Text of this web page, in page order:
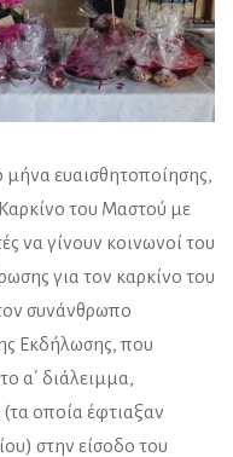
μήνα ευαισθητοποίησης,
του Μαστού με
να γίνουν κοινωνοί του
για τον καρκίνο του
συνάνθρωπο
Εκδήλωσης, που
α΄ διάλειμμα,
οποία έφτιαξαν
στην είσοδο του